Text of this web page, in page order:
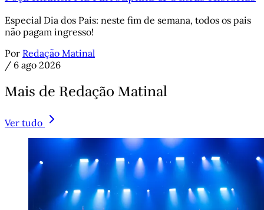
Especial Dia dos Pais: neste fim de semana, todos os pais
não pagam ingresso!
Por Redação Matinal
/ 6 ago 2026
Mais de Redação Matinal
Ver tudo